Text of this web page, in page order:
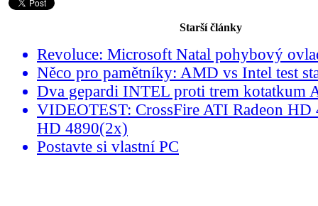
Starší články
Revoluce: Microsoft Natal pohybový
Něco pro pamětníky: AMD vs Intel test
Dva gepardi INTEL proti trem kotatkum
VIDEOTEST: CrossFire ATI Radeon HD
HD 4890(2x)
Postavte si vlastní PC